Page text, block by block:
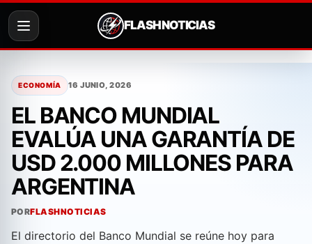
contenido
FLASH NOTICIAS
ECONOMÍA 16 JUNIO, 2026
EL BANCO MUNDIAL
EVALÚA UNA GARANTÍA DE
USD 2.000 MILLONES PARA
ARGENTINA
PORFLASHNOTICIAS
El directorio del Banco Mundial se reúne hoy para